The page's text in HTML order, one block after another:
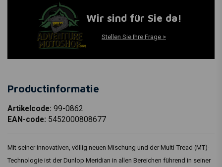
Wir sind für Sie da!
Stellen Sie Ihre Frage >
Productinformatie
Artikelcode: 99-0862
EAN-code: 5452000808677
Mit seiner innovativen, völlig neuen Mischung und der Multi-Tread (MT)-
Technologie ist der Dunlop Meridian in allen Bereichen führend in seiner